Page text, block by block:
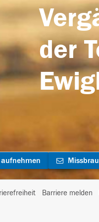
der
Barriere melden